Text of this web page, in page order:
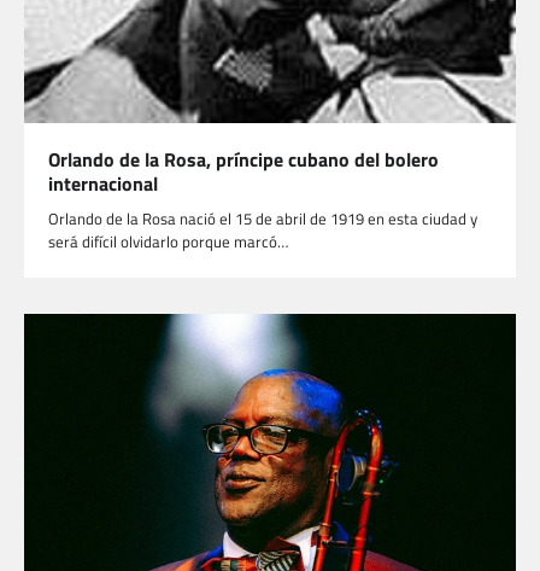
Orlando de la Rosa, príncipe cubano del bolero
internacional
Orlando de la Rosa nació el 15 de abril de 1919 en esta ciudad y
será difícil olvidarlo porque marcó…